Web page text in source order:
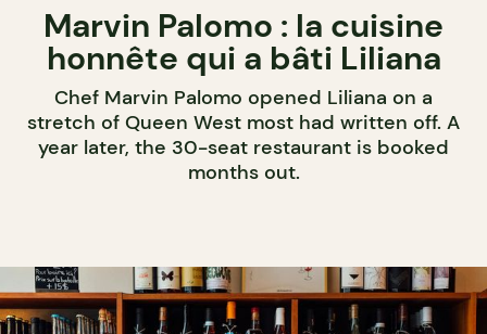
Marvin Palomo : la cuisine
honnête qui a bâti Liliana
Chef Marvin Palomo opened Liliana on a
stretch of Queen West most had written off. A
year later, the 30-seat restaurant is booked
months out.